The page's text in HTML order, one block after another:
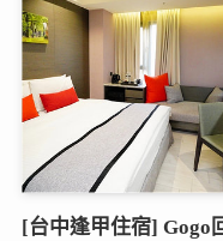
[台中逢甲住宿] Gogo